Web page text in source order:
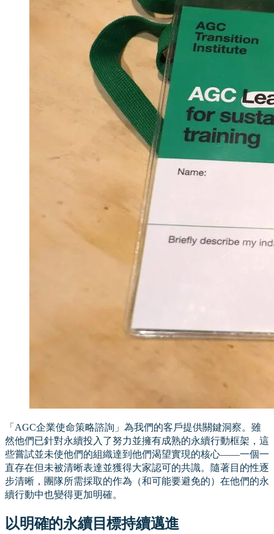
「AGC企業使命策略諮詢」為我們的客戶提供關鍵洞察。雖
然他們已針對永續投入了努力並擁有成熟的永續行動框架，這
些嘗試並未使他們的組織達到他們渴望實現的核心——一個一
直存在但未被清晰表達並獲得大家認可的共識。隨著目的性逐
步清晰，團隊所需採取的作為（和可能要避免的）在他們的永
續行動中也變得更加明確。
以明確的永續目標持續邁進